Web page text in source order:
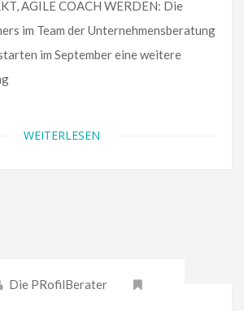
AGILE COACH WERDEN: Die
im Team der Unternehmensberatung
im September eine weitere
WEITERLESEN
Die PRofilBerater